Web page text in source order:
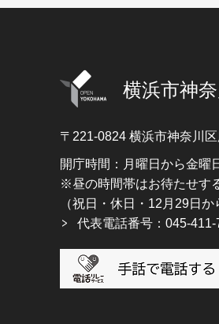
横浜市神
〒221-0824 横浜市神奈川
開庁時間：月曜日から金曜
※昼の時間帯はお待たせす
（祝日・休日・12月29日か
代表電話番号：045-411-